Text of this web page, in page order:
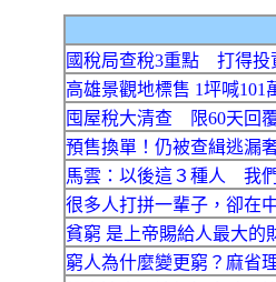
國稅局查稅3重點 打得投
高雄景觀地標售 1坪喊101
囤屋稅大清查 限60天回
預售換單！仍被查緝逃漏
馬雲：以後這３種人 我
很多人打拼一輩子，卻在
貧窮 是上帝賜給人最大的
窮人為什麼變更窮？麻省